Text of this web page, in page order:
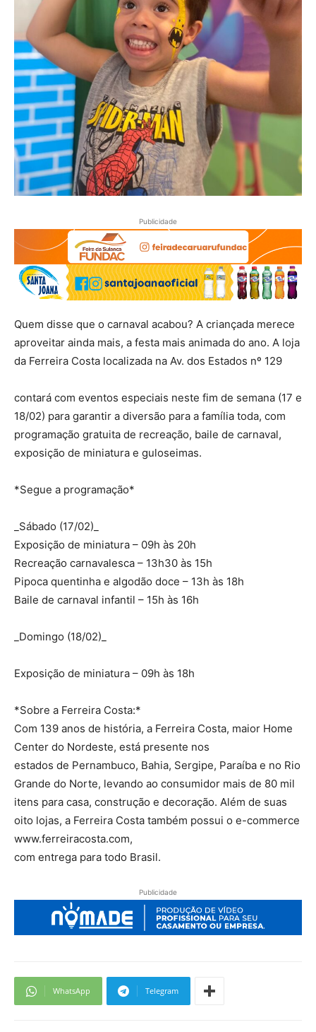
Publicidade
Quem disse que o carnaval acabou? A criançada merece
aproveitar ainda mais, a festa mais animada do ano. A loja
da Ferreira Costa localizada na Av. dos Estados nº 129
contará com eventos especiais neste fim de semana (17 e
18/02) para garantir a diversão para a família toda, com
programação gratuita de recreação, baile de carnaval,
exposição de miniatura e guloseimas.
*Segue a programação*
_Sábado (17/02)_
Exposição de miniatura – 09h às 20h
Recreação carnavalesca – 13h30 às 15h
Pipoca quentinha e algodão doce – 13h às 18h
Baile de carnaval infantil – 15h às 16h
_Domingo (18/02)_
Exposição de miniatura – 09h às 18h
*Sobre a Ferreira Costa:*
Com 139 anos de história, a Ferreira Costa, maior Home
Center do Nordeste, está presente nos
estados de Pernambuco, Bahia, Sergipe, Paraíba e no Rio
Grande do Norte, levando ao consumidor mais de 80 mil
itens para casa, construção e decoração. Além de suas
oito lojas, a Ferreira Costa também possui o e-commerce
www.ferreiracosta.com,
com entrega para todo Brasil.
Publicidade
WhatsApp Telegram